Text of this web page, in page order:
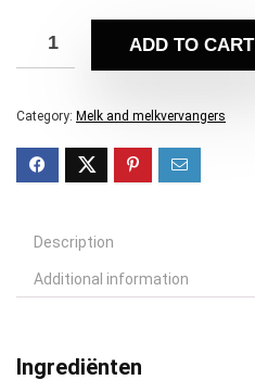
ADD TO CART
Category: Melk and melkvervangers
Description
Additional information
Ingrediënten